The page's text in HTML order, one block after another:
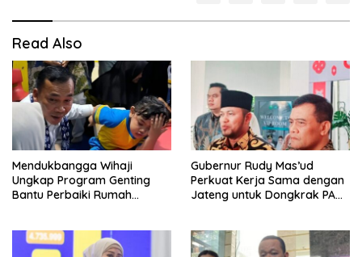
Read Also
Mendukbangga Wihaji
Ungkap Program Genting
Bantu Perbaiki Rumah
Gubernur Rudy Mas’ud
Perkuat Kerja Sama dengan
Jateng untuk Dongkrak PAD